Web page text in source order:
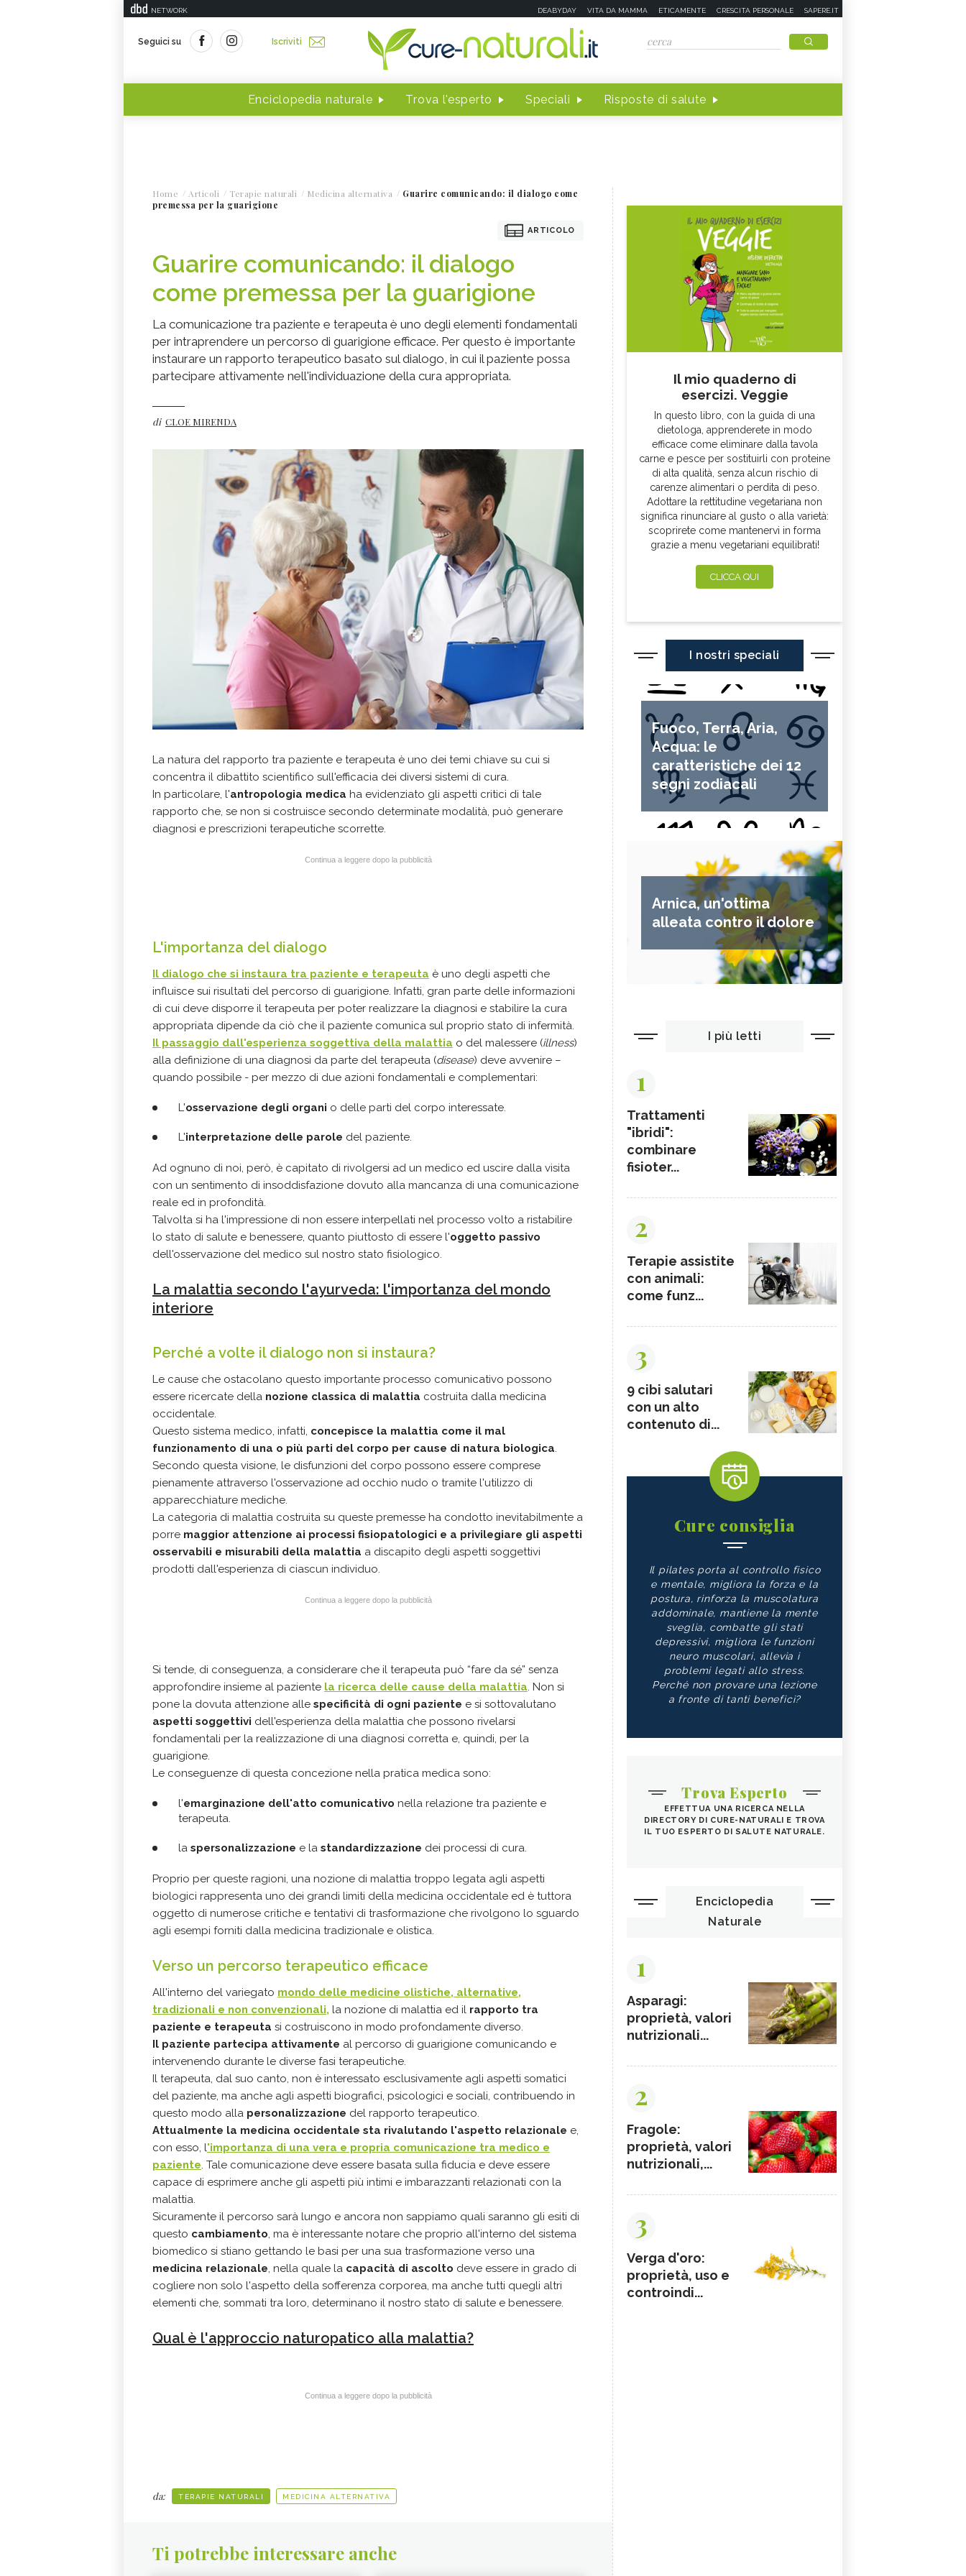
NETWORK DEABYDAY VITA DA MAMMA ETICAMENTE CRESCITA PERSONALE SAPERE.IT
Seguici su Iscriviti
Enciclopedia naturale Trova l'esperto Speciali Risposte di salute
Home Articoli Terapie naturali Medicina alternativa
Guarire comunicando: il dialogo come
premessa per la guarigione
ARTICOLO
Guarire comunicando: il dialogo
come premessa per la guarigione
La comunicazione tra paziente e terapeuta è uno degli elementi fondamentali
per intraprendere un percorso di guarigione efficace. Per questo è importante
instaurare un rapporto terapeutico basato sul dialogo, in cui il paziente possa
partecipare attivamente nell'individuazione della cura appropriata.
di CLOE MIRENDA
La natura del rapporto tra paziente e terapeuta è uno dei temi chiave su cui si
concentra il dibattito scientifico sull'efficacia dei diversi sistemi di cura.
In particolare, l'antropologia medica ha evidenziato gli aspetti critici di tale
rapporto che, se non si costruisce secondo determinate modalità, può generare
diagnosi e prescrizioni terapeutiche scorrette.
Continua a leggere dopo la pubblicità
L'importanza del dialogo
Il dialogo che si instaura tra paziente e terapeuta è uno degli aspetti che
influisce sui risultati del percorso di guarigione. Infatti, gran parte delle informazioni
di cui deve disporre il terapeuta per poter realizzare la diagnosi e stabilire la cura
appropriata dipende da ciò che il paziente comunica sul proprio stato di infermità.
Il passaggio dall'esperienza soggettiva della malattia o del malessere (illness)
alla definizione di una diagnosi da parte del terapeuta (disease) deve avvenire –
quando possibile - per mezzo di due azioni fondamentali e complementari:
L'osservazione degli organi o delle parti del corpo interessate.
L'interpretazione delle parole del paziente.
Ad ognuno di noi, però, è capitato di rivolgersi ad un medico ed uscire dalla visita
con un sentimento di insoddisfazione dovuto alla mancanza di una comunicazione
reale ed in profondità.
Talvolta si ha l'impressione di non essere interpellati nel processo volto a ristabilire
lo stato di salute e benessere, quanto piuttosto di essere l'oggetto passivo
dell'osservazione del medico sul nostro stato fisiologico.
La malattia secondo l'ayurveda: l'importanza del mondo
interiore
Perché a volte il dialogo non si instaura?
Le cause che ostacolano questo importante processo comunicativo possono
essere ricercate della nozione classica di malattia costruita dalla medicina
occidentale.
Questo sistema medico, infatti, concepisce la malattia come il mal
funzionamento di una o più parti del corpo per cause di natura biologica.
Secondo questa visione, le disfunzioni del corpo possono essere comprese
pienamente attraverso l'osservazione ad occhio nudo o tramite l'utilizzo di
apparecchiature mediche.
La categoria di malattia costruita su queste premesse ha condotto inevitabilmente a
porre maggior attenzione ai processi fisiopatologici e a privilegiare gli aspetti
osservabili e misurabili della malattia a discapito degli aspetti soggettivi
prodotti dall'esperienza di ciascun individuo.
Continua a leggere dopo la pubblicità
Si tende, di conseguenza, a considerare che il terapeuta può “fare da sé” senza
approfondire insieme al paziente la ricerca delle cause della malattia. Non si
pone la dovuta attenzione alle specificità di ogni paziente e si sottovalutano
aspetti soggettivi dell'esperienza della malattia che possono rivelarsi
fondamentali per la realizzazione di una diagnosi corretta e, quindi, per la
guarigione.
Le conseguenze di questa concezione nella pratica medica sono:
l'emarginazione dell'atto comunicativo nella relazione tra paziente e
terapeuta.
la spersonalizzazione e la standardizzazione dei processi di cura.
Proprio per queste ragioni, una nozione di malattia troppo legata agli aspetti
biologici rappresenta uno dei grandi limiti della medicina occidentale ed è tuttora
oggetto di numerose critiche e tentativi di trasformazione che rivolgono lo sguardo
agli esempi forniti dalla medicina tradizionale e olistica.
Verso un percorso terapeutico efficace
All'interno del variegato mondo delle medicine olistiche, alternative,
tradizionali e non convenzionali, la nozione di malattia ed il rapporto tra
paziente e terapeuta si costruiscono in modo profondamente diverso.
Il paziente partecipa attivamente al percorso di guarigione comunicando e
intervenendo durante le diverse fasi terapeutiche.
Il terapeuta, dal suo canto, non è interessato esclusivamente agli aspetti somatici
del paziente, ma anche agli aspetti biografici, psicologici e sociali, contribuendo in
questo modo alla personalizzazione del rapporto terapeutico.
Attualmente la medicina occidentale sta rivalutando l'aspetto relazionale e,
con esso, l'importanza di una vera e propria comunicazione tra medico e
paziente. Tale comunicazione deve essere basata sulla fiducia e deve essere
capace di esprimere anche gli aspetti più intimi e imbarazzanti relazionati con la
malattia.
Sicuramente il percorso sarà lungo e ancora non sappiamo quali saranno gli esiti di
questo cambiamento, ma è interessante notare che proprio all'interno del sistema
biomedico si stiano gettando le basi per una sua trasformazione verso una
medicina relazionale, nella quale la capacità di ascolto deve essere in grado di
cogliere non solo l'aspetto della sofferenza corporea, ma anche tutti quegli altri
elementi che, sommati tra loro, determinano il nostro stato di salute e benessere.
Qual è l'approccio naturopatico alla malattia?
Continua a leggere dopo la pubblicità
da: TERAPIE NATURALI MEDICINA ALTERNATIVA
Ti potrebbe interessare anche
Il mio quaderno di
esercizi. Veggie
In questo libro, con la guida di una
dietologa, apprenderete in modo
efficace come eliminare dalla tavola
carne e pesce per sostituirli con proteine
di alta qualità, senza alcun rischio di
carenze alimentari o perdita di peso.
Adottare la rettitudine vegetariana non
significa rinunciare al gusto o alla varietà:
scoprirete come mantenervi in forma
grazie a menu vegetariani equilibrati!
CLICCA QUI
I nostri speciali
Fuoco, Terra, Aria,
Acqua: le
caratteristiche dei 12
segni zodiacali
Arnica, un'ottima
alleata contro il dolore
I più letti
1
Trattamenti
"ibridi":
combinare
fisioter...
2
Terapie assistite
con animali:
come funz...
3
9 cibi salutari
con un alto
contenuto di...
Cure consiglia
Il pilates porta al controllo fisico
e mentale, migliora la forza e la
postura, rinforza la muscolatura
addominale, mantiene la mente
sveglia, combatte gli stati
depressivi, migliora le funzioni
neuro muscolari, allevia i
problemi legati allo stress.
Perché non provare una lezione
a fronte di tanti benefici?
Trova Esperto
EFFETTUA UNA RICERCA NELLA
DIRECTORY DI CURE-NATURALI E TROVA
IL TUO ESPERTO DI SALUTE NATURALE.
Enciclopedia
Naturale
1
Asparagi:
proprietà, valori
nutrizionali...
2
Fragole:
proprietà, valori
nutrizionali,...
3
Verga d'oro:
proprietà, uso e
controindi...